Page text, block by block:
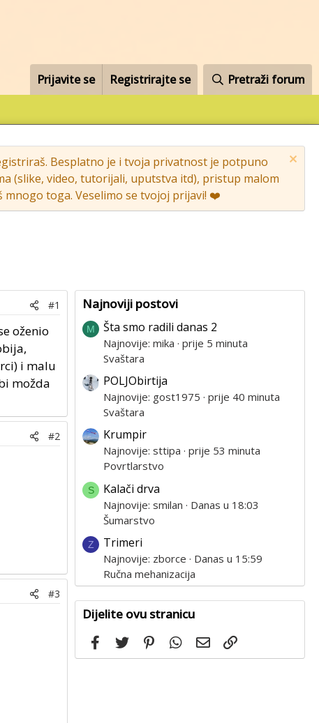
Prijavite se Registrirajte se Pretraži forum
Besplatno je i tvoja privatnost je potpuno
(slike, video, tutorijali, uputstva itd), pristup malom
toga. Veselimo se tvojoj prijavi! ❤️
#1
oženio
i malu
možda
#2
#3
Najnoviji postovi
M Šta smo radili danas 2
Najnovije: mika prije 5 minuta
Svaštara
POLJObirtija
Najnovije: gost1975 prije 40 minuta
Svaštara
Krumpir
Najnovije: sttipa prije 53 minuta
Povrtlarstvo
S Kalači drva
Najnovije: smilan
Danas u 18:03
Šumarstvo
Z Trimeri
Najnovije: zborce
Danas u 15:59
Ručna mehanizacija
Dijelite ovu stranicu
Facebook
Twitter PinterestWhatsApp
Email